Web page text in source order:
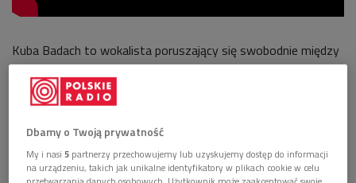
Kuba Badach to wokalista poruszający się swobodnie między
różnymi gatunkami muzycznymi. Jest absolwentem Wydziału
Jazzu i Muzyki Rozrywkowej Akademii Muzycznej im. Karola
Szymanowskiego w Katowicach, co – jak sam podkreśla –
sprawia, że określenie "wokalista jazzowy" jest w jego
przypadku w pełni uzasadnione.
Dbamy o Twoją prywatność
My i nasi5 partnerzy przechowujemy lub uzyskujemy dostęp do informacji
na urządzeniu, takich jak unikalne identyfikatory w plikach cookie w celu